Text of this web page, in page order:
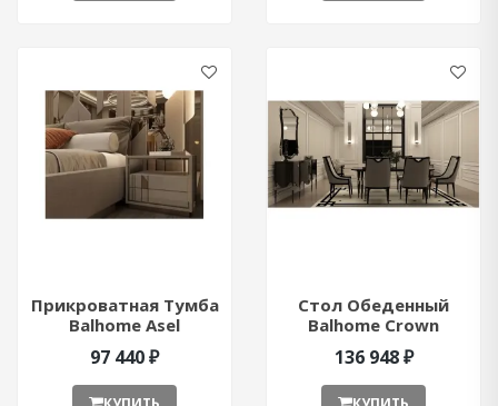
Прикроватная Тумба
Balhome Asel
97 440 ₽
Стол Обеденный
Balhome Crown
136 948 ₽